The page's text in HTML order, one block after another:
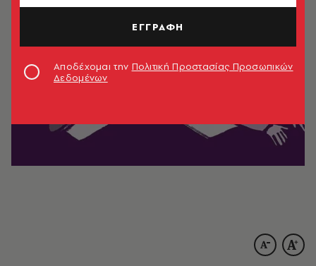
ΕΓΓΡΑΦΗ
Αποδέχομαι την Πολιτική Προστασίας Προσωπικών
Δεδομένων